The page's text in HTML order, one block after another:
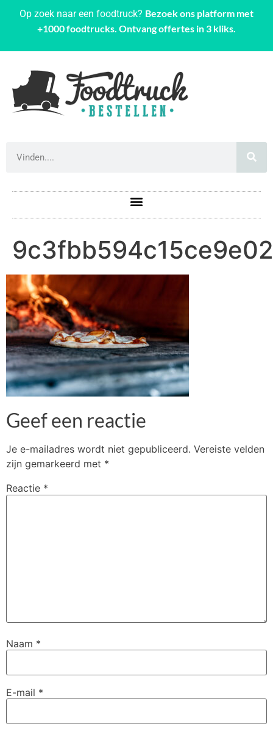
Op zoek naar een foodtruck? Bezoek ons platform met
+1000 foodtrucks. Ontvang offertes in 3 kliks.
Geef een reactie
Je e-mailadres wordt niet gepubliceerd. Vereiste velden
zijn gemarkeerd met *
Reactie *
Naam *
E-mail *